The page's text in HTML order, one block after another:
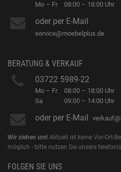
Mo – Fr 08:00 – 18:00 Uhr
oder per E-Mail
service@moebelplus.de
BERATUNG & VERKAUF
03722 5989-22
Mo – Fr
Sa
08:00 – 18:00 Uhr
09:00 – 14:00 Uhr
oder per E-Mail
Wir ziehen um! Aktuell ist keine Vor-Ort-
möglich - bitte nutzen Sie unsere
FOLGEN SIE UNS